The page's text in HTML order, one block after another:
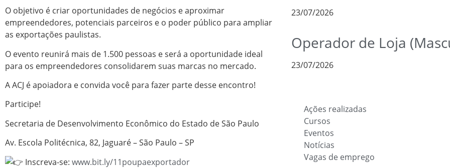
O objetivo é criar oportunidades de negócios e aproximar
empreendedores, potenciais parceiros e o poder público para ampliar
as exportações paulistas.
O evento reunirá mais de 1.500 pessoas e será a oportunidade ideal
para os empreendedores consolidarem suas marcas no mercado.
A ACJ é apoiadora e convida você para fazer parte desse encontro!
Participe!
Secretaria de Desenvolvimento Econômico do Estado de São Paulo
Av. Escola Politécnica, 82, Jaguaré – São Paulo – SP
Inscreva-se: www.bit.ly/11poupaexportador
23/07/2026
Operador de Loja
23/07/2026
Ações realizadas
Cursos
Eventos
Notícias
Vagas de emprego